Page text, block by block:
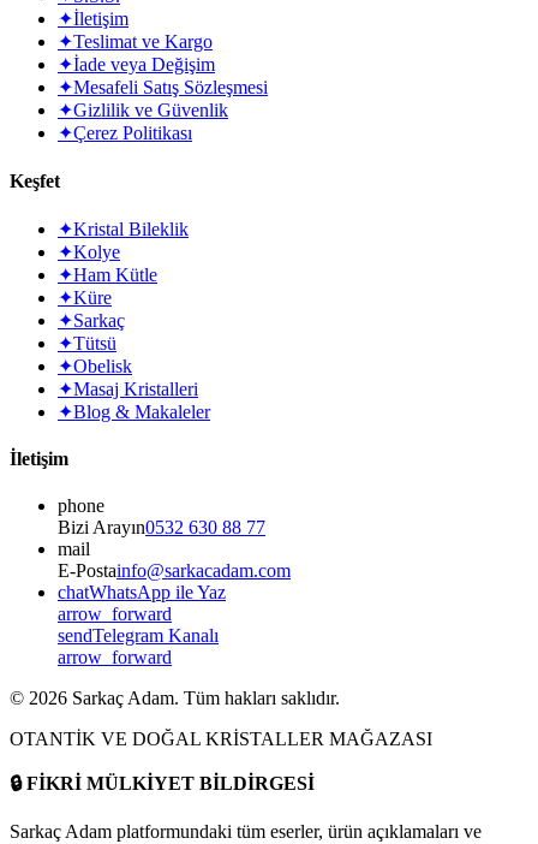
✦İletişim
✦Teslimat ve Kargo
✦İade veya Değişim
✦Mesafeli Satış Sözleşmesi
✦Gizlilik ve Güvenlik
✦Çerez Politikası
Keşfet
✦Kristal Bileklik
✦Kolye
✦Ham Kütle
✦Küre
✦Sarkaç
✦Tütsü
✦Obelisk
✦Masaj Kristalleri
✦Blog & Makaleler
İletişim
phone
Bizi Arayın0532 630 88 77
mail
E-Postainfo@sarkacadam.com
chatWhatsApp ile Yaz
arrow_forward
sendTelegram Kanalı
arrow_forward
© 2026 Sarkaç Adam. Tüm hakları saklıdır.
OTANTİK VE DOĞAL KRİSTALLER MAĞAZASI
🔒FİKRİ MÜLKİYET BİLDİRGESİ
Sarkaç Adam platformundaki tüm eserler, ürün açıklamaları ve